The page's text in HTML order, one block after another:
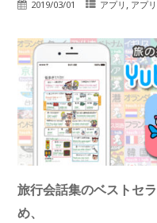
2019/03/01 アプリ , アプ
旅行会話集のベストセ
め、